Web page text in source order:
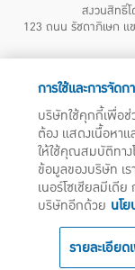
ไทยประกันชีวิต
สิทธิพิเศษ
แอปพลิเคชัน ไทยประกั
ไทยประกันชีวิตแคร์เซ็นเต
ไทยประกันชีวิตเมดิแคร์
ไทยประกันชีวิตอีซี่เพย์
ไทยประกันชีวิตฮอตเคลม
ไทยประกันชีวิตประกันก
บริการสำหรับเจ้าหน้าที่
สถานพยาบาลคู่สัญญา
ไทยประกันชีวิต
ไทยประกันชีวิต AI
สงวนสิทธิ์
123 ถนน รัชดาภิเษก
บริษัทฯ ขอแจ้งให้ผู้ใช้บริการทรา
ทั้งหมดของเว็บไซต์ รวมถึงเครื่อ
บนเว็บไซต์ของบริษัทฯ นี้ เป็นง
ด้วยกฎหมายของบริษัทฯ แต่เพีย
สาธารณชน จำหน่าย มีไว้ให้เช่า
ประโยชน์โดยมิชอบ ไม่ว่าโดยปร
ษัทฯ บริษัทฯ จะดำ
การใช้และการจัด
บริษัทใช้คุกกี้เพื่อช่
ต้อง แสดงเนื้อหา
ให้ใช้คุณสมบัติทาง
ข้อมูลของบริษัท เ
เนอร์โซเชียลมีเดี
บริษัทอีกด้วย นโ
รายละเอีย